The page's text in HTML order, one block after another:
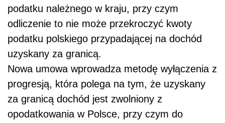
podatku należnego w kraju, przy czym
odliczenie to nie może przekroczyć kwoty
podatku polskiego przypadającej na dochód
uzyskany za granicą.
Nowa umowa wprowadza metodę wyłączenia z
progresją, która polega na tym, że uzyskany
za granicą dochód jest zwolniony z
opodatkowania w Polsce, przy czym do